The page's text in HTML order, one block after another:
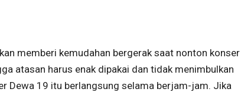
memberi kemudahan bergerak saat nonton konser
atasan harus enak dipakai dan tidak menimbulkan
Dewa 19 itu berlangsung selama berjam-jam. Jika